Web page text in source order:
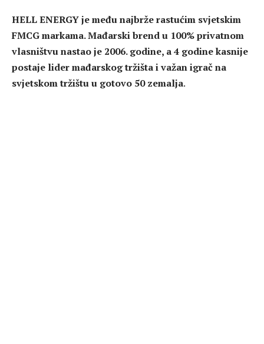
HELL ENERGY je među najbrže rastućim svjetskim
FMCG markama. Mađarski brend u 100% privatnom
vlasništvu nastao je 2006. godine, a 4 godine kasnije
postaje lider mađarskog tržišta i važan igrač na
svjetskom tržištu u gotovo 50 zemalja.